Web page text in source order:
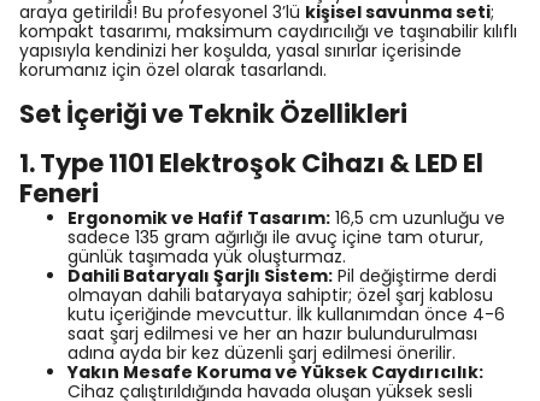
araya getirildi! Bu profesyonel 3’lü kişisel savunma seti;
kompakt tasarımı, maksimum caydırıcılığı ve taşınabilir kılıflı
yapısıyla kendinizi her koşulda, yasal sınırlar içerisinde
korumanız için özel olarak tasarlandı.
Set İçeriği ve Teknik Özellikleri
1. Type 1101 Elektroşok Cihazı & LED El
Feneri
Ergonomik ve Hafif Tasarım: 16,5 cm uzunluğu ve
sadece 135 gram ağırlığı ile avuç içine tam oturur,
günlük taşımada yük oluşturmaz.
Dahili Bataryalı Şarjlı Sistem: Pil değiştirme derdi
olmayan dahili bataryaya sahiptir; özel şarj kablosu
kutu içeriğinde mevcuttur. İlk kullanımdan önce 4-6
saat şarj edilmesi ve her an hazır bulundurulması
adına ayda bir kez düzenli şarj edilmesi önerilir.
Yakın Mesafe Koruma ve Yüksek Caydırıcılık:
Cihaz çalıştırıldığında havada oluşan yüksek sesli